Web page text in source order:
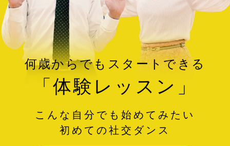
何歳からでもスタートできる
「体験レッスン」
こんな自分でも始めてみたい
初めての社交ダンス